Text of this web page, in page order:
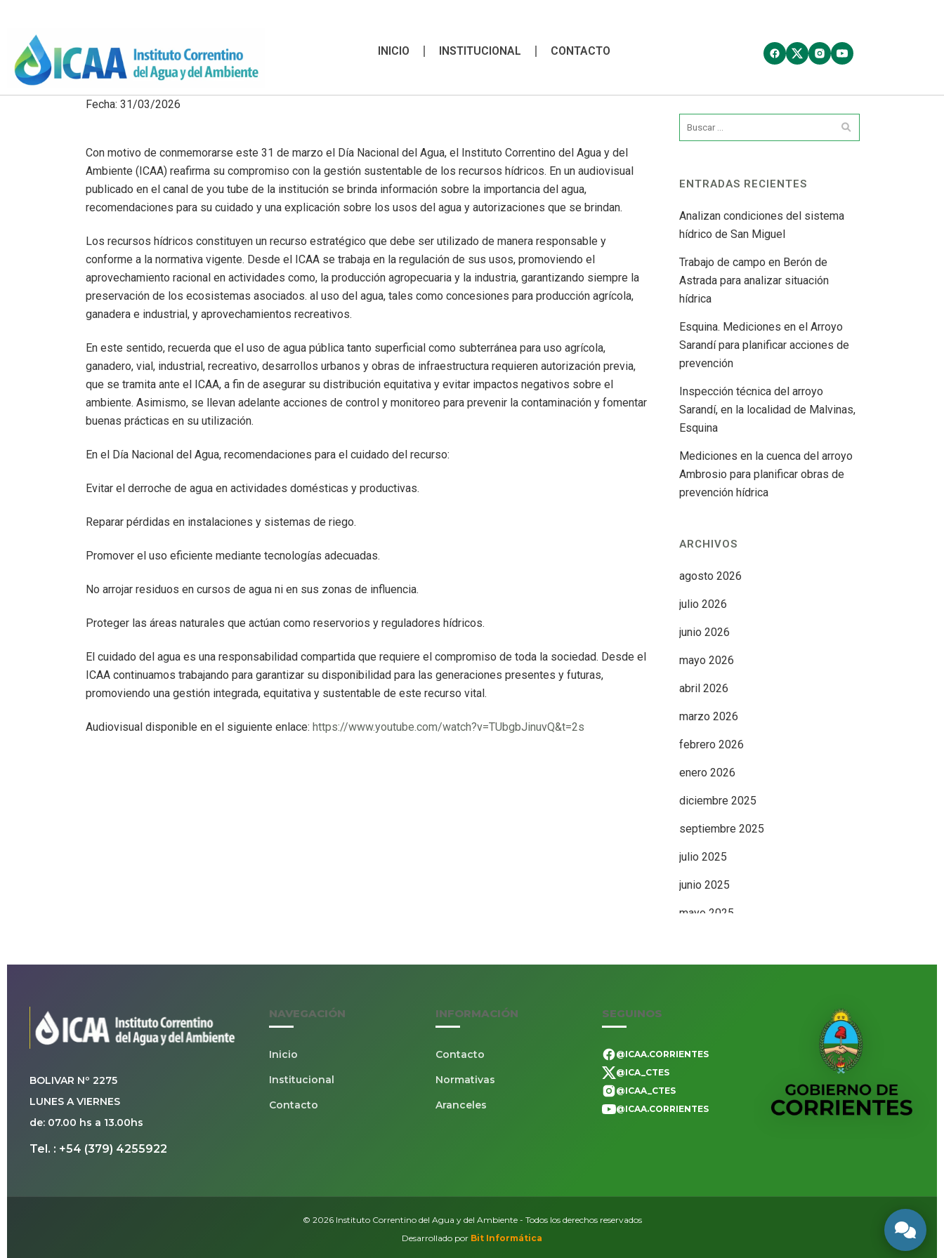
INICIO INSTITUCIONAL CONTACTO
Fecha: 31/03/2026
Con motivo de conmemorarse este 31 de marzo el Día Nacional del Agua, el Instituto Correntino del Agua y del
Ambiente (ICAA) reafirma su compromiso con la gestión sustentable de los recursos hídricos. En un audiovisual
publicado en el canal de you tube de la institución se brinda información sobre la importancia del agua,
recomendaciones para su cuidado y una explicación sobre los usos del agua y autorizaciones que se brindan.
Los recursos hídricos constituyen un recurso estratégico que debe ser utilizado de manera responsable y
conforme a la normativa vigente. Desde el ICAA se trabaja en la regulación de sus usos, promoviendo el
aprovechamiento racional en actividades como, la producción agropecuaria y la industria, garantizando siempre la
preservación de los ecosistemas asociados. al uso del agua, tales como concesiones para producción agrícola,
ganadera e industrial, y aprovechamientos recreativos.
En este sentido, recuerda que el uso de agua pública tanto superficial como subterránea para uso agrícola,
ganadero, vial, industrial, recreativo, desarrollos urbanos y obras de infraestructura requieren autorización previa,
que se tramita ante el ICAA, a fin de asegurar su distribución equitativa y evitar impactos negativos sobre el
ambiente. Asimismo, se llevan adelante acciones de control y monitoreo para prevenir la contaminación y fomentar
buenas prácticas en su utilización.
En el Día Nacional del Agua, recomendaciones para el cuidado del recurso:
Evitar el derroche de agua en actividades domésticas y productivas.
Reparar pérdidas en instalaciones y sistemas de riego.
Promover el uso eficiente mediante tecnologías adecuadas.
No arrojar residuos en cursos de agua ni en sus zonas de influencia.
Proteger las áreas naturales que actúan como reservorios y reguladores hídricos.
El cuidado del agua es una responsabilidad compartida que requiere el compromiso de toda la sociedad. Desde el
ICAA continuamos trabajando para garantizar su disponibilidad para las generaciones presentes y futuras,
promoviendo una gestión integrada, equitativa y sustentable de este recurso vital.
Audiovisual disponible en el siguiente enlace: https://www.youtube.com/watch?v=TUbgbJinuvQ&t=2s
ENTRADAS RECIENTES
Analizan condiciones del sistema
hídrico de San Miguel
Trabajo de campo en Berón de
Astrada para analizar situación
hídrica
Esquina. Mediciones en el Arroyo
Sarandí para planificar acciones de
prevención
Inspección técnica del arroyo
Sarandí, en la localidad de Malvinas,
Esquina
Mediciones en la cuenca del arroyo
Ambrosio para planificar obras de
prevención hídrica
ARCHIVOS
agosto 2026
julio 2026
junio 2026
mayo 2026
abril 2026
marzo 2026
febrero 2026
enero 2026
diciembre 2025
septiembre 2025
julio 2025
junio 2025
mayo 2025
BOLIVAR Nº 2275
LUNES A VIERNES
de: 07.00 hs a 13.00hs
Tel. : +54 (379) 4255922
NAVEGACIÓN
Inicio
Institucional
Contacto
INFORMACIÓN
Contacto
Normativas
Aranceles
SEGUINOS
@ICAA.CORRIENTES
@ICA_CTES
@ICAA_CTES
@ICAA.CORRIENTES
© 2026 Instituto Correntino del Agua y del Ambiente - Todos los derechos reservados
Desarrollado por Bit Informática